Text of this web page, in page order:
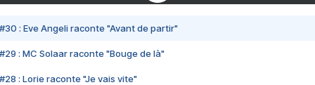
#30 : Eve Angeli raconte "Avant de partir"
#29 : MC Solaar raconte "Bouge de là"
#28 : Lorie raconte "Je vais vite"